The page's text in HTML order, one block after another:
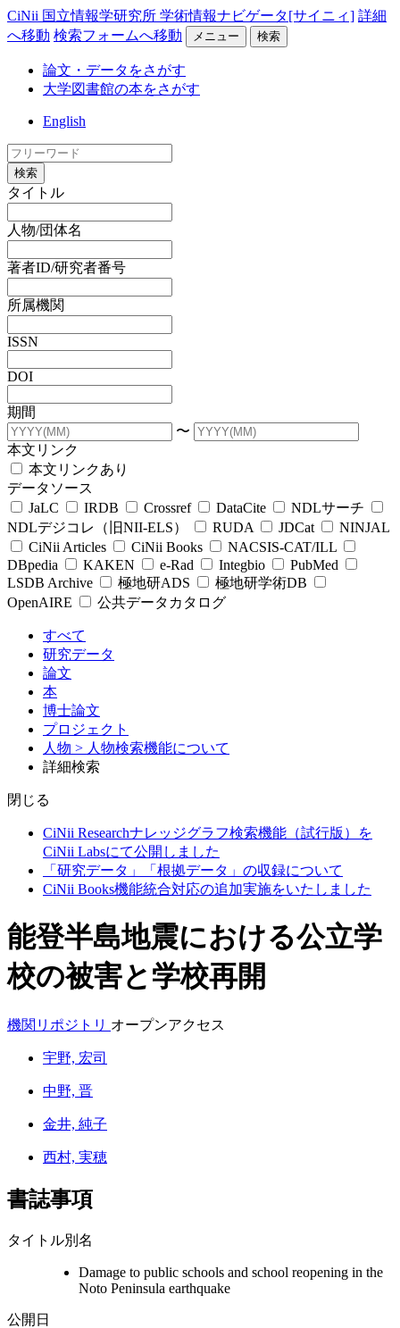
CiNii 国立情報学研究所 学術情報ナビゲータ[サイニィ] 詳細
へ移動 検索フォームへ移動 メニュー 検索
論文・データをさがす
大学図書館の本をさがす
English
検索
タイトル
人物/団体名
著者ID/研究者番号
所属機関
ISSN
DOI
期間
〜
本文リンク
本文リンクあり
データソース
JaLC
IRDB Crossref DataCite
NDLサーチ
NDLデジコレ（旧NII-ELS）
RUDA JDCat
NINJAL
CiNii Articles
CiNii Books
NACSIS-CAT/ILL
DBpedia
KAKEN e-Rad Integbio
PubMed
LSDB Archive
極地研ADS
極地研学術DB
OpenAIRE
公共データカタログ
すべて
研究データ
論文
本
博士論文
プロジェクト
人物 > 人物検索機能について
詳細検索
閉じる
CiNii Researchナレッジグラフ検索機能（試行版）を
CiNii Labsにて公開しました
「研究データ」「根拠データ」の収録について
CiNii Books機能統合対応の追加実施をいたしました
能登半島地震における公立学
校の被害と学校再開
機関リポジトリ オープンアクセス
宇野, 宏司
中野, 晋
金井, 純子
西村, 実穂
書誌事項
タイトル別名
Damage to public schools and school reopening in the
Noto Peninsula earthquake
公開日